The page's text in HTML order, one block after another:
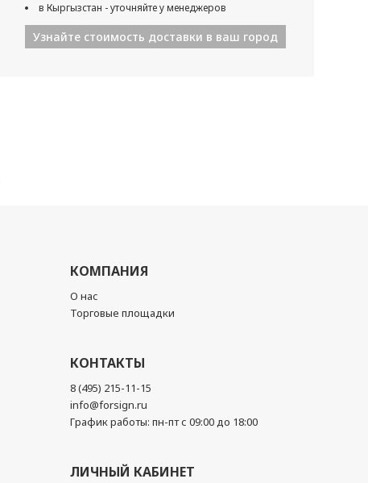
в Кыргызстан - уточняйте у менеджеров
Узнайте стоимость доставки в ваш город
КОМПАНИЯ
О нас
Торговые площадки
КОНТАКТЫ
8 (495) 215-11-15
info@forsign.ru
График работы: пн-пт с 09:00 до 18:00
ЛИЧНЫЙ КАБИНЕТ